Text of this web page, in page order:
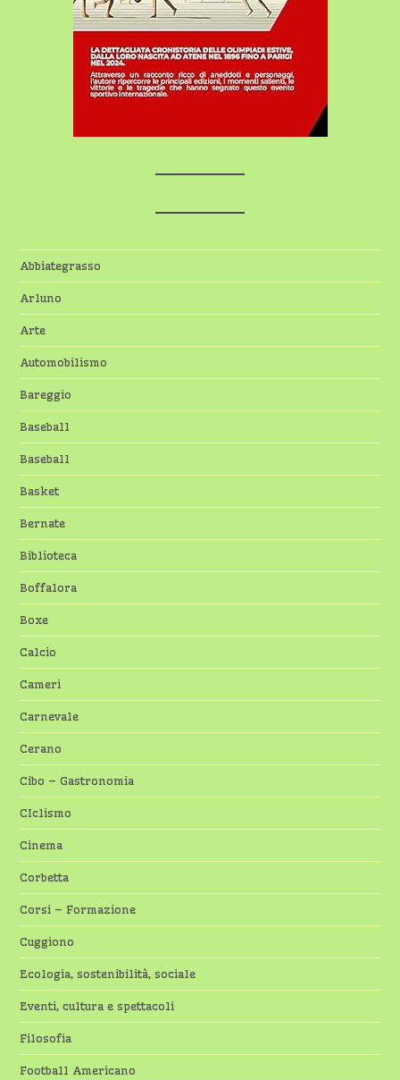
Abbiategrasso
Arluno
Arte
Automobilismo
Bareggio
Baseball
Baseball
Basket
Bernate
Biblioteca
Boffalora
Boxe
Calcio
Cameri
Carnevale
Cerano
Cibo – Gastronomia
CIclismo
Cinema
Corbetta
Corsi – Formazione
Cuggiono
Ecologia, sostenibilità, sociale
Eventi, cultura e spettacoli
Filosofia
Football Americano